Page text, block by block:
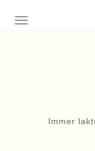
NAVIGATION EIN-/
Immer